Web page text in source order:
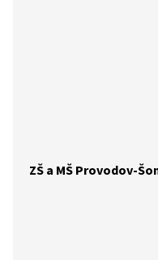
ZŠ a MŠ Provodov-